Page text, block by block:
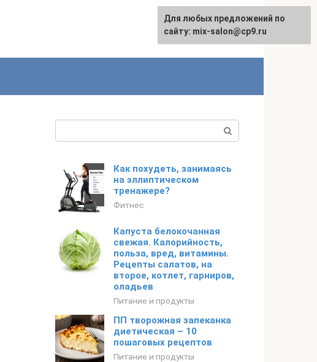
Как похудеть, занимаясь
на эллиптическом
тренажере?
Фитнес
Капуста белокочанная
свежая. Калорийность,
польза, вред, витамины.
Рецепты салатов, на
второе, котлет, гарниров,
оладьев
Питание и продукты
ПП творожная запеканка
диетическая – 10
пошаговых рецептов
Питание и продукты
Для любых предложений по
сайту: mix-salon@cp9.ru